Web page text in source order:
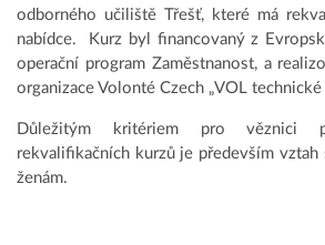
odborného učiliště Třešť, které má
nabídce. Kurz byl financovaný z
operační program Zaměstnanost, a
organizace Volonté Czech „VOL technické
Důležitým kritériem pro věznici
rekvalifikačních kurzů je především
ženám.